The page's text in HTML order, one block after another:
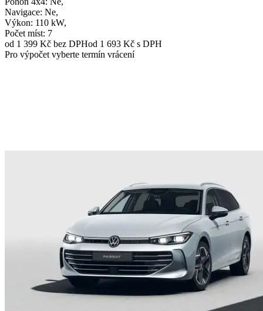
Navigace: Ne,
Výkon: 110 kW,
Počet míst: 7
od 1 399 Kč bez DPHod 1 693 Kč s DPH
Pro výpočet vyberte termín vrácení